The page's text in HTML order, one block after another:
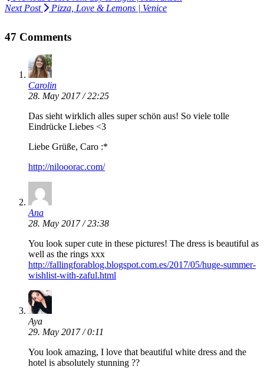
Next Post
Pizza, Love & Lemons | Venice
47 Comments
Carolin
28. May 2017 / 22:25
Das sieht wirklich alles super schön aus! So viele tolle
Eindrücke Liebes <3
Liebe Grüße, Caro :*
http://nilooorac.com/
Ana
28. May 2017 / 23:38
You look super cute in these pictures! The dress is beautiful as
well as the rings xxx
http://fallingforablog.blogspot.com.es/2017/05/huge-summer-
wishlist-with-zaful.html
Aya
29. May 2017 / 0:11
You look amazing, I love that beautiful white dress and the
hotel is absolutely stunning ??